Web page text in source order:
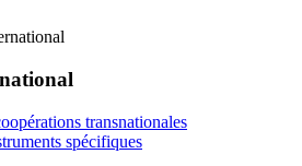
transnationales
spécifiques